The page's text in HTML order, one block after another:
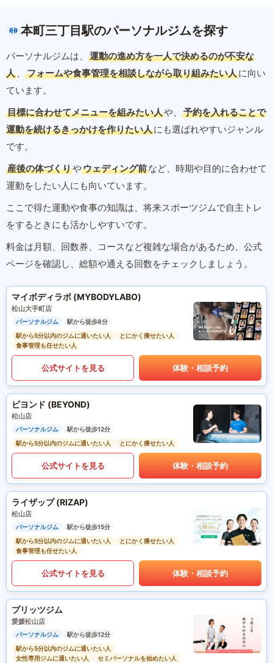
本町三丁目駅のパーソナルジムを探す
パーソナルジムは、
運動の進め方を一人で決めるのが不安な
人 、 フォームや食事管理を相談しながら取り組みたい人に向い
ています。
目標に合わせてメニューを組みたい人や、
予約を入れることで
運動を続けるきっかけを作りたい人にも選ばれやすいジャンル
です。
産後の体づくりやウェディング前など、時期や目的に合わせて
運動をしたい人にも向いています。
ここで得た運動や食事の知識は、将来スポーツジムで自主トレ
をするときにも活かしやすいです。
料金は月額、回数券、コースなど複雑な場合があるため、公式
ページを確認し、総額や通える回数をチェックしましょう。
マイボディラボ (MYBODYLABO)
松山大手町店
パーソナルジム
駅から徒歩8分
駅から5分以内のジムに通いたい人
とにかく痩せたい人
食事管理も任せたい人
公式サイトを見る 体験・相談予約
ビヨンド (BEYOND)
松山店
パーソナルジム
駅から徒歩12分
駅から5分以内のジムに通いたい人
とにかく痩せたい人
公式サイトを見る 体験・相談予約
ライザップ (RIZAP)
松山店
パーソナルジム
駅から徒歩15分
駅から5分以内のジムに通いたい人
とにかく痩せたい人
食事管理も任せたい人
公式サイトを見る 体験・相談予約
プリッツジム
愛媛松山店
パーソナルジム
駅から徒歩12分
駅から5分以内のジムに通いたい人
女性専用ジムに通いたい人
セミパーソナルを始めたい人